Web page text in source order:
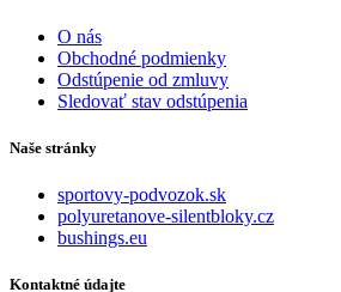
O nás
Obchodné podmienky
Odstúpenie od zmluvy
Sledovať stav odstúpenia
Naše stránky
sportovy-podvozok.sk
polyuretanove-silentbloky.cz
bushings.eu
Kontaktné údajte